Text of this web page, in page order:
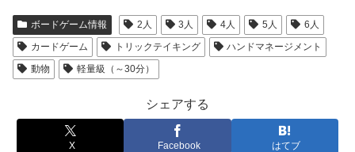
ボードゲーム情報 2人 3人 4人 5人
6人
カードゲーム
トリックテイキング
ハンドマネージメント
動物
軽量級（～30分）
シェアする
X Facebook はてブ